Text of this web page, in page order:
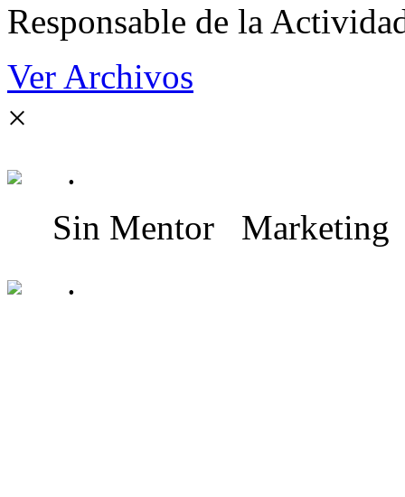
Responsable de la
Ver Archivos
×
.
Sin Mentor Marketing
.